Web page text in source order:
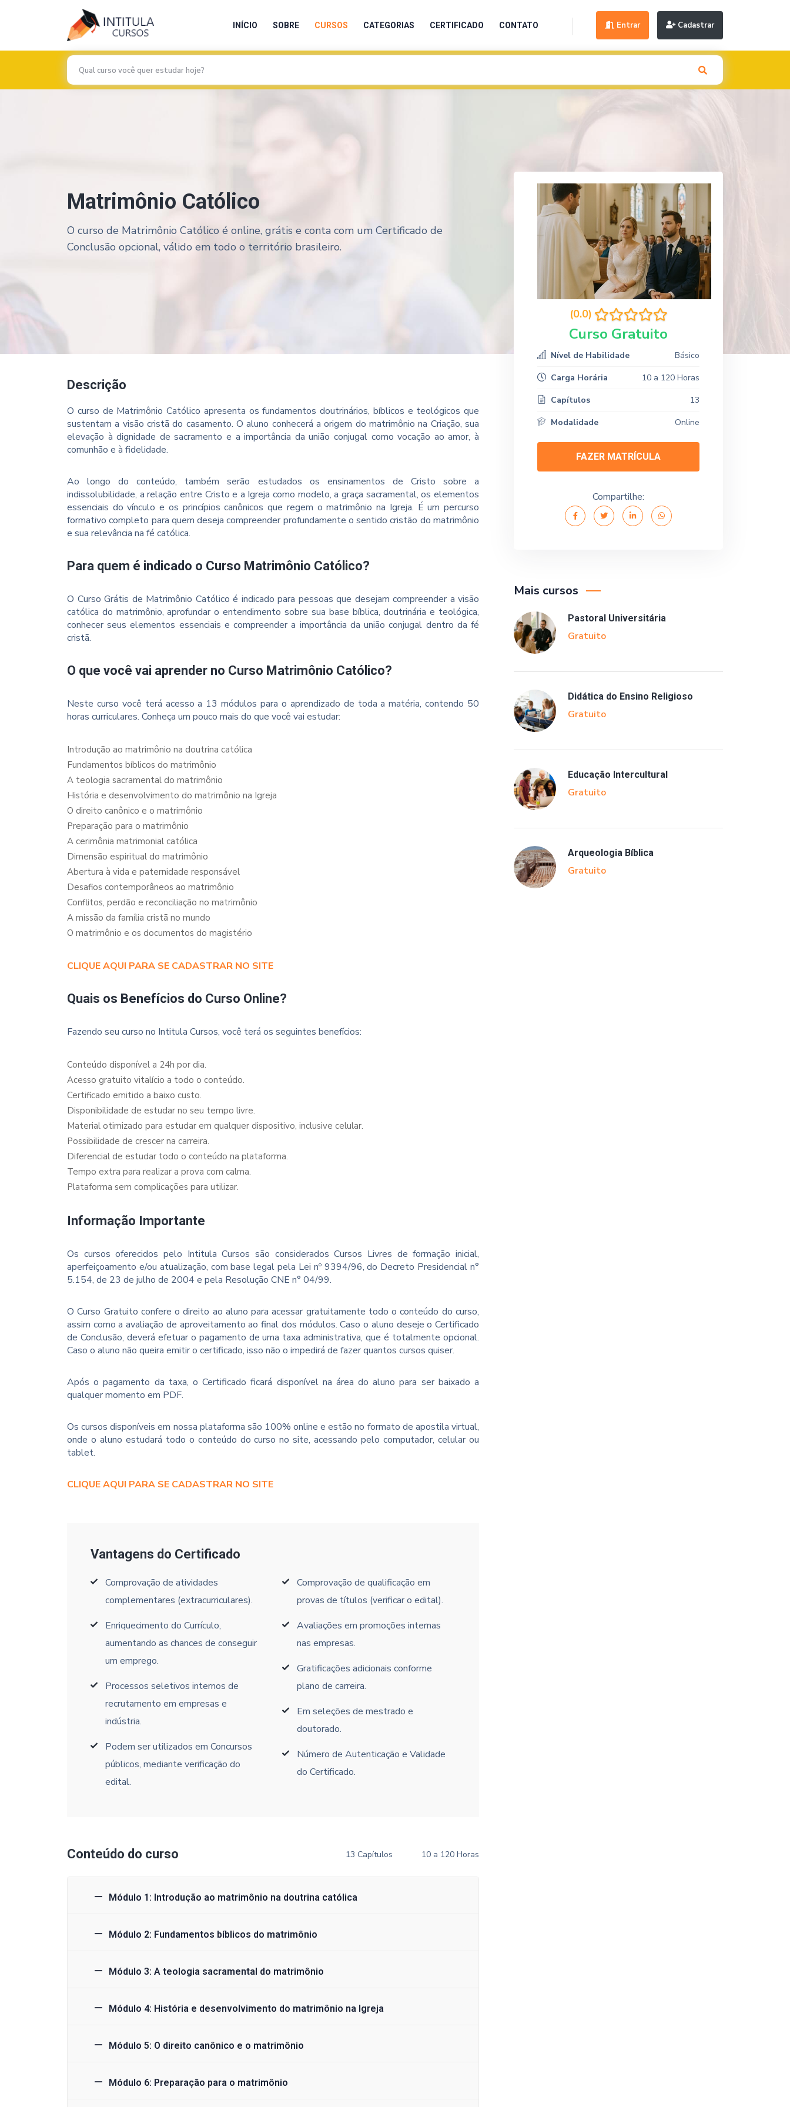
INÍCIO SOBRE CURSOS CATEGORIAS CERTIFICADO CONTATO Entrar Cadastrar
Matrimônio Católico
O curso de Matrimônio Católico é online, grátis e conta com um Certificado de
Conclusão opcional, válido em todo o território brasileiro.
Descrição
O curso de Matrimônio Católico apresenta os fundamentos doutrinários, bíblicos e teológicos que
sustentam a visão cristã do casamento. O aluno conhecerá a origem do matrimônio na Criação, sua
elevação à dignidade de sacramento e a importância da união conjugal como vocação ao amor, à
comunhão e à fidelidade.
Ao longo do conteúdo, também serão estudados os ensinamentos de Cristo sobre a
indissolubilidade, a relação entre Cristo e a Igreja como modelo, a graça sacramental, os elementos
essenciais do vínculo e os princípios canônicos que regem o matrimônio na Igreja. É um percurso
formativo completo para quem deseja compreender profundamente o sentido cristão do matrimônio
e sua relevância na fé católica.
Para quem é indicado o Curso Matrimônio Católico?
O Curso Grátis de Matrimônio Católico é indicado para pessoas que desejam compreender a visão
católica do matrimônio, aprofundar o entendimento sobre sua base bíblica, doutrinária e teológica,
conhecer seus elementos essenciais e compreender a importância da união conjugal dentro da fé
cristã.
O que você vai aprender no Curso Matrimônio Católico?
Neste curso você terá acesso a 13 módulos para o aprendizado de toda a matéria, contendo 50
horas curriculares. Conheça um pouco mais do que você vai estudar:
Introdução ao matrimônio na doutrina católica
Fundamentos bíblicos do matrimônio
A teologia sacramental do matrimônio
História e desenvolvimento do matrimônio na Igreja
O direito canônico e o matrimônio
Preparação para o matrimônio
A cerimônia matrimonial católica
Dimensão espiritual do matrimônio
Abertura à vida e paternidade responsável
Desafios contemporâneos ao matrimônio
Conflitos, perdão e reconciliação no matrimônio
A missão da família cristã no mundo
O matrimônio e os documentos do magistério
CLIQUE AQUI PARA SE CADASTRAR NO SITE
Quais os Benefícios do Curso Online?
Fazendo seu curso no Intitula Cursos, você terá os seguintes benefícios:
Conteúdo disponível a 24h por dia.
Acesso gratuito vitalício a todo o conteúdo.
Certificado emitido a baixo custo.
Disponibilidade de estudar no seu tempo livre.
Material otimizado para estudar em qualquer dispositivo, inclusive celular.
Possibilidade de crescer na carreira.
Diferencial de estudar todo o conteúdo na plataforma.
Tempo extra para realizar a prova com calma.
Plataforma sem complicações para utilizar.
Informação Importante
Os cursos oferecidos pelo Intitula Cursos são considerados Cursos Livres de formação inicial,
aperfeiçoamento e/ou atualização, com base legal pela Lei nº 9394/96, do Decreto Presidencial n°
5.154, de 23 de julho de 2004 e pela Resolução CNE n° 04/99.
O Curso Gratuito confere o direito ao aluno para acessar gratuitamente todo o conteúdo do curso,
assim como a avaliação de aproveitamento ao final dos módulos. Caso o aluno deseje o Certificado
de Conclusão, deverá efetuar o pagamento de uma taxa administrativa, que é totalmente opcional.
Caso o aluno não queira emitir o certificado, isso não o impedirá de fazer quantos cursos quiser.
Após o pagamento da taxa, o Certificado ficará disponível na área do aluno para ser baixado a
qualquer momento em PDF.
Os cursos disponíveis em nossa plataforma são 100% online e estão no formato de apostila virtual,
onde o aluno estudará todo o conteúdo do curso no site, acessando pelo computador, celular ou
tablet.
CLIQUE AQUI PARA SE CADASTRAR NO SITE
Vantagens do Certificado
Comprovação de atividades
complementares (extracurriculares).
Enriquecimento do Currículo,
aumentando as chances de conseguir
um emprego.
Processos seletivos internos de
recrutamento em empresas e
indústria.
Podem ser utilizados em Concursos
públicos, mediante verificação do
edital.
Comprovação de qualificação em
provas de títulos (verificar o edital).
Avaliações em promoções internas
nas empresas.
Gratificações adicionais conforme
plano de carreira.
Em seleções de mestrado e
doutorado.
Número de Autenticação e Validade
do Certificado.
Conteúdo do curso 13 Capítulos 10 a 120 Horas
Módulo 1: Introdução ao matrimônio na doutrina católica
Módulo 2: Fundamentos bíblicos do matrimônio
Módulo 3: A teologia sacramental do matrimônio
Módulo 4: História e desenvolvimento do matrimônio na Igreja
Módulo 5: O direito canônico e o matrimônio
Módulo 6: Preparação para o matrimônio
(0.0)
Curso Gratuito
Nível de Habilidade
Básico
Carga Horária
10 a 120 Horas
Capítulos
13
Modalidade
Online
FAZER MATRÍCULA
Compartilhe:
Mais cursos
Pastoral Universitária
Gratuito
Didática do Ensino Religioso
Gratuito
Educação Intercultural
Gratuito
Arqueologia Bíblica
Gratuito